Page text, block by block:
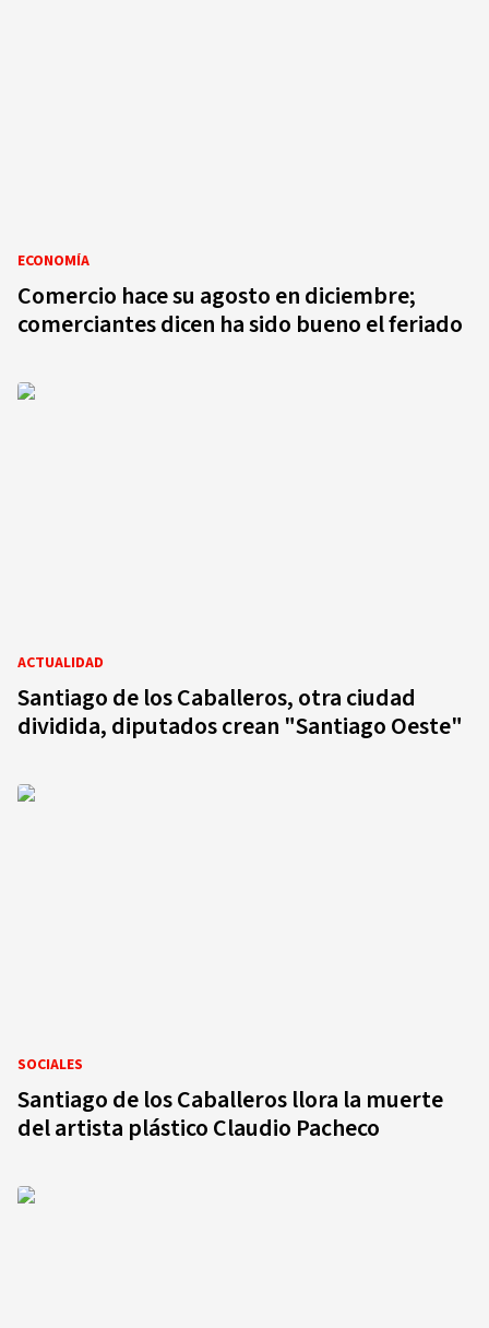
ECONOMÍA
Comercio hace su agosto en diciembre;
comerciantes dicen ha sido bueno el feriado
ACTUALIDAD
Santiago de los Caballeros, otra ciudad
dividida, diputados crean "Santiago Oeste"
SOCIALES
Santiago de los Caballeros llora la muerte
del artista plástico Claudio Pacheco